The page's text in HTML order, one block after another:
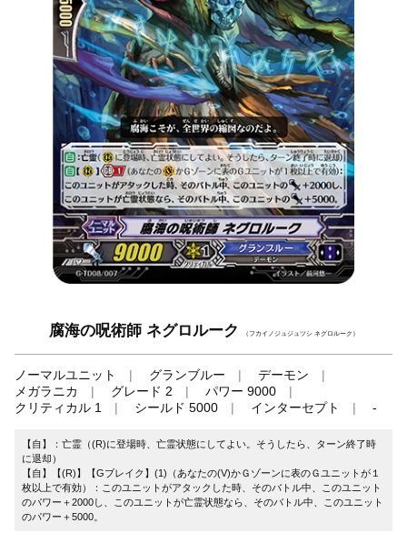
腐海の呪術師 ネグロルーク （フカイノジュジュツシ ネグロルーク）
ノーマルユニット グランブルー
デーモン
メガラニカ
グレード 2
パワー 9000
クリティカル 1
シールド 5000 インターセプト -
【自】：亡霊（(R)に登場時、亡霊状態にしてよい。そうしたら、ターン終了時
に退却）
【自】【(R)】【Gブレイク】(1)（あなたの(V)かＧゾーンに表のＧユニットが１
枚以上で有効）：このユニットがアタックした時、そのバトル中、このユニット
のパワー＋2000し、このユニットが亡霊状態なら、そのバトル中、このユニット
のパワー＋5000。